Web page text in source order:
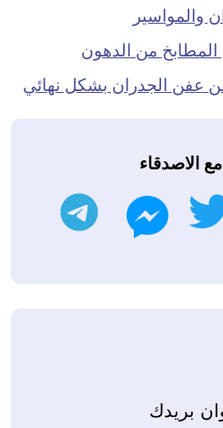
من الدهون
عفن الجدران بشكل نهائي
الاصدقاء
تويتر ماسنجر
بريدك